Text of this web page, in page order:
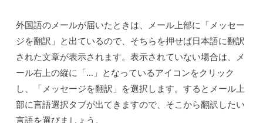
外国語のメールが届いたときは、メール上部に「メッセー
ジを翻訳」と出ているので、そちらを押せば日本語に翻訳
された文章が表示されます。表示されていない場合は、メ
ール右上の縦に「…」となっているアイコンをクリック
し、「メッセージを翻訳」を選択します。するとメール上
部に言語選択タブが出てきますので、そこから翻訳したい
言語を選びましょう。